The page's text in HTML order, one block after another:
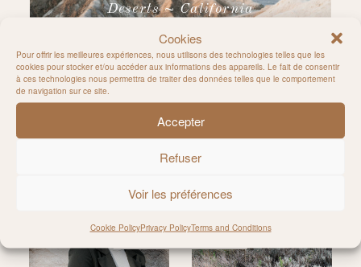
Cookies
Pour offrir les meilleures expériences, nous utilisons des technologies telles que les
cookies pour stocker et/ou accéder aux informations des appareils. Le fait de consentir
à ces technologies nous permettra de traiter des données telles que le comportement
de navigation sur ce site.
Accepter
Refuser
Voir les préférences
Cookie PolicyPrivacy PolicyTerms and Conditions
Deserts ~ California
@MILIE_DEL